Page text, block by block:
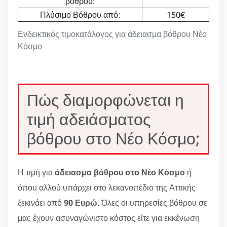
Ενδεικτικός τιμοκατάλογος για άδειασμα βόθρου Νέο
Κόσμο
Πλύσιμο Βόθρου από:
150€
Πώς διαμορφώνεται η
τιμή αδειάσματος
βόθρου στο Νέο Κόσμο;
Η τιμή γιαάδειασμα βόθρου στο Νέο Κόσμο ή
όπου αλλού υπάρχει στο λεκανοπέδιο της Αττικής
ξεκινάει από90 Ευρώ. Όλες οι υπηρεσίες βόθρου σε
μας έχουν ασυναγώνιστο κόστος είτε για εκκένωση